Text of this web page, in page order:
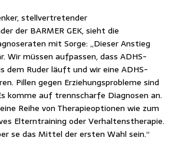
stellvertretender
der BARMER GEK, sieht die
mit Sorge: „Dieser Anstieg
Wir müssen aufpassen, dass ADHS-
dem Ruder läuft und wir eine ADHS-
Pillen gegen Erziehungsprobleme sind
komme auf trennscharfe Diagnosen an.
Reihe von Therapieoptionen wie zum
Elterntraining oder Verhaltenstherapie.
se das Mittel der ersten Wahl sein.“